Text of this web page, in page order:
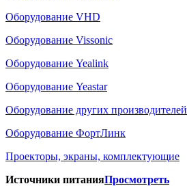
Оборудование VHD
Оборудование Vissonic
Оборудование Yealink
Оборудование Yeastar
Оборудование других производителей
Оборудование ФортЛинк
Проекторы, экраны, комплектующие
Источники питанияПросмотреть